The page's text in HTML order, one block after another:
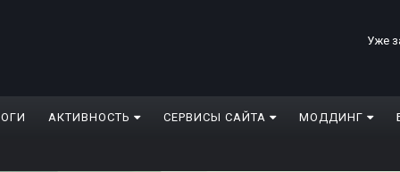
Уже
АКТИВНОСТЬ СЕРВИСЫ САЙТА МОДДИНГ